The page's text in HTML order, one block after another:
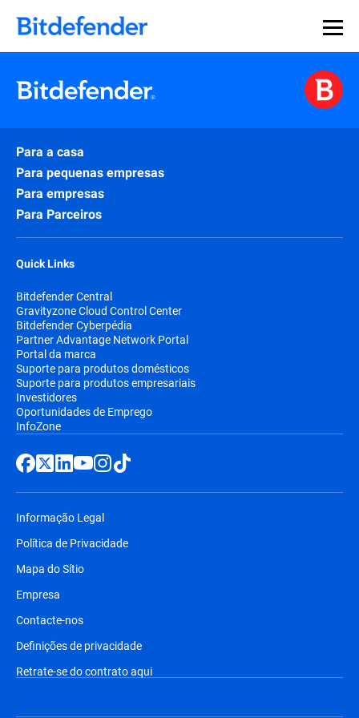
Para a casa
Para pequenas empresas
Para empresas
Para Parceiros
Quick Links
Bitdefender Central
Gravityzone Cloud Control Center
Bitdefender Cyberpédia
Partner Advantage Network Portal
Portal da marca
Suporte para produtos domésticos
Suporte para produtos empresariais
Investidores
Oportunidades de Emprego
InfoZone
Informação Legal
Política de Privacidade
Mapa do Sítio
Empresa
Contacte-nos
Definições de privacidade
Retrate-se do contrato aqui